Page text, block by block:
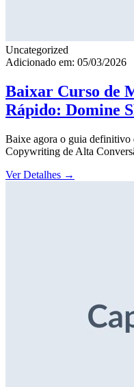
Uncategorized
Adicionado em: 05/03/2026
Baixar Curso de
Rápido: Domine
Baixe agora o guia
Copywriting de Alta
Ver Detalhes →